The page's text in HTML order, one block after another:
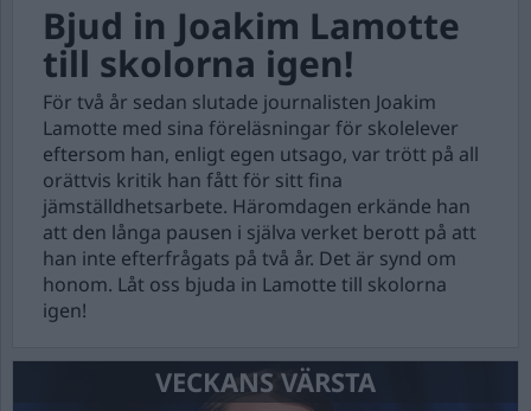
Bjud in Joakim Lamotte
till skolorna igen!
För två år sedan slutade journalisten Joakim
Lamotte med sina föreläsningar för skolelever
eftersom han, enligt egen utsago, var trött på all
orättvis kritik han fått för sitt fina
jämställdhetsarbete. Häromdagen erkände han
att den långa pausen i själva verket berott på att
han inte efterfrågats på två år. Det är synd om
honom. Låt oss bjuda in Lamotte till skolorna
igen!
VECKANS VÄRSTA